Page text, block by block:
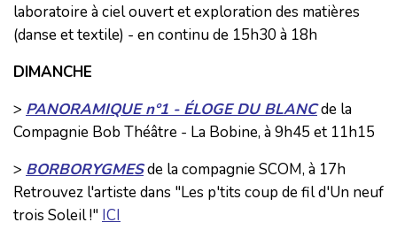
laboratoire à ciel ouvert et exploration des matières
(danse et textile) - en continu de 15h30 à 18h
DIMANCHE
> PANORAMIQUE n°1 - ÉLOGE DU BLANCde la
Compagnie Bob Théâtre - La Bobine, à 9h45 et 11h15
> BORBORYGMESde la compagnie SCOM, à 17h
Retrouvez l'artiste dans "Les p'tits coup de fil d'Un neuf
trois Soleil !" ICI